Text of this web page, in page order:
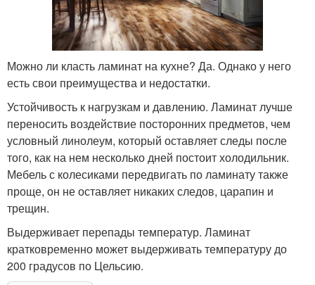
Можно ли класть ламинат на кухне? Да. Однако у него
есть свои преимущества и недостатки.
Устойчивость к нагрузкам и давлению. Ламинат лучше
переносить воздействие посторонних предметов, чем
условный линолеум, который оставляет следы после
того, как на нем несколько дней постоит холодильник.
Мебель с колесиками передвигать по ламинату также
проще, он не оставляет никаких следов, царапин и
трещин.
Выдерживает перепады температур. Ламинат
кратковременно может выдерживать температуру до
200 градусов по Цельсию.